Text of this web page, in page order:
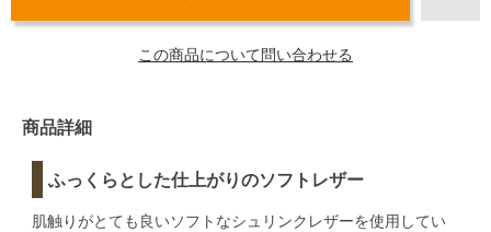
この商品について問い合わせる
商品詳細
ふっくらとした仕上がりのソフトレザー
肌触りがとても良いソフトなシュリンクレザーを使用してい